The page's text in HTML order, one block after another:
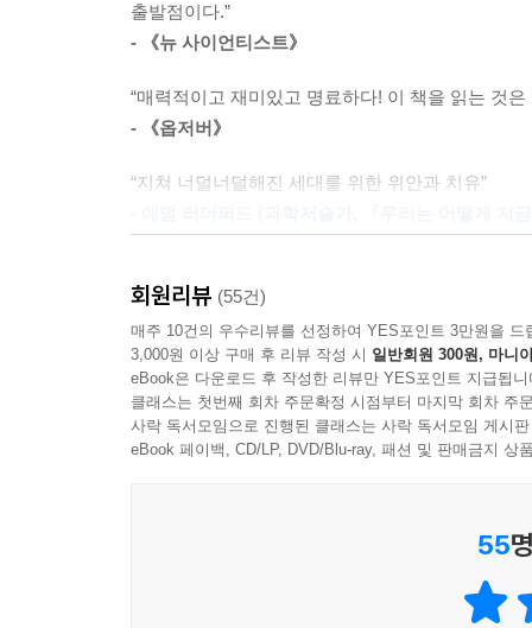
고독한 시간은 길이만 적당하다면 자신에게서 한
고독을 스케줄에 넣도록 노력해야 한다. 단, 자신
--- 「3위_혼자 있는 시간의 힘」 중에서
다니며 기분 전환을 하는 자신의 모습을 뜻밖에
는 것, 특히 기분이 안 좋을 때 더욱 그렇다는 것을
(…) 자연의 원기 회복 능력이 상당할 수 있음을 시
면 나가는 편을 택해야 한다는 것을 분명히 알 수
을 위해 잠시 나가는 겁니다”라고 크게 대꾸하면 그
독서는 잡념을 촉진하고 공상을 향한 완벽한 도
책의 프롤로그에서 밝히듯 ‘휴식 결핍 시대’라
“잠은 휴식이 아니”라는 점을 명확히 한다. 몸이
수면에 관한 연구는 차고 넘치며, 수면 부족의
결합해야 한다는 진실을 이 책이 일깨운다.
강력한 거리 두기와 휴식이 필요해진 2020년 대
시간을 어떻게 보내느냐에 따라 팬데믹 이후를 맞
여기서 잠깐, 휴식 테스트 결과 순위를 살펴보자.
실제로 사람들이 직접 꼽은 결과다. 독서가 가장
휴식을 취하지 못하고 있다는 반증일 수 있겠다.
게을러지고 싶다면 그것은 온몸과 마음에서 보내
휴식이야말로 확실한 보상과 든든한 미래를 보장
출발점이다.”
- 《뉴 사이언티스트》
“매력적이고 재미있고 명료하다! 이 책을 읽는 것은
- 《옵저버》
“지쳐 너덜너덜해진 세대를 위한 위안과 치유”
- 케빈 퐁 (의사, 『생존의 한계』 저자)
“저자는 분석적이면서도 증거를 기반으로 한 사
소개하는 재능이 뛰어나다.”
- 《해피풀 매거진》
- 《마리 클레르》, 「코로나 바이러스가 창궐하
회원리뷰 (55건)
매주 10건의 우수리뷰를 선정하여 YES포인트 3만원을 드
3,000원 이상 구매 후 리뷰 작성 시 일반회원 300원, 마니
eBook은 다운로드 후 작성한 리뷰만 YES포인트 지급됩니
클래스는 첫번째 회차 주문확정 시점부터 마지막 회차 주
사락 독서모임으로 진행된 클래스는 사락 독서모임 게시
eBook 페이백, CD/LP, DVD/Blu-ray, 패션 및 판매금지 상
55